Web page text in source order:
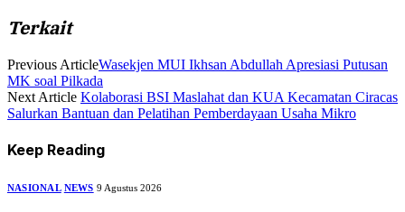
Terkait
Previous ArticleWasekjen MUI Ikhsan Abdullah Apresiasi Putusan
MK soal Pilkada
Next Article Kolaborasi BSI Maslahat dan KUA Kecamatan Ciracas
Salurkan Bantuan dan Pelatihan Pemberdayaan Usaha Mikro
Keep Reading
NASIONAL NEWS 9 Agustus 2026